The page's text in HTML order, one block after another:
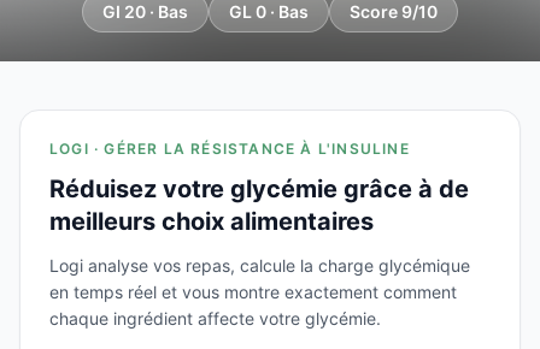
GI 20 · Bas GL 0 · Bas Score 9/10
LOGI · GÉRER LA RÉSISTANCE À L'INSULINE
Réduisez votre glycémie grâce à de
meilleurs choix alimentaires
Logi analyse vos repas, calcule la charge glycémique
en temps réel et vous montre exactement comment
chaque ingrédient affecte votre glycémie.